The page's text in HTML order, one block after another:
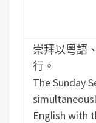
崇拜以粵語
行。
The Sunday
English with